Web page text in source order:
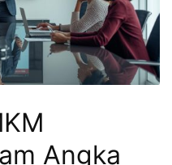
Angka